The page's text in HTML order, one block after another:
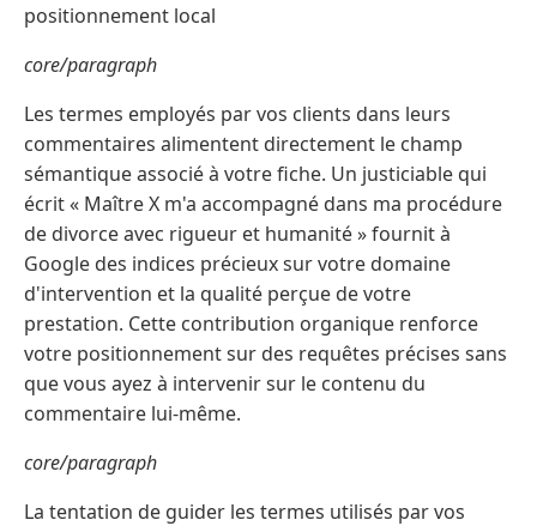
positionnement local
core/paragraph
Les termes employés par vos clients dans leurs
commentaires alimentent directement le champ
sémantique associé à votre fiche. Un justiciable qui
écrit « Maître X m'a accompagné dans ma procédure
de divorce avec rigueur et humanité » fournit à
Google des indices précieux sur votre domaine
d'intervention et la qualité perçue de votre
prestation. Cette contribution organique renforce
votre positionnement sur des requêtes précises sans
que vous ayez à intervenir sur le contenu du
commentaire lui-même.
core/paragraph
La tentation de guider les termes utilisés par vos